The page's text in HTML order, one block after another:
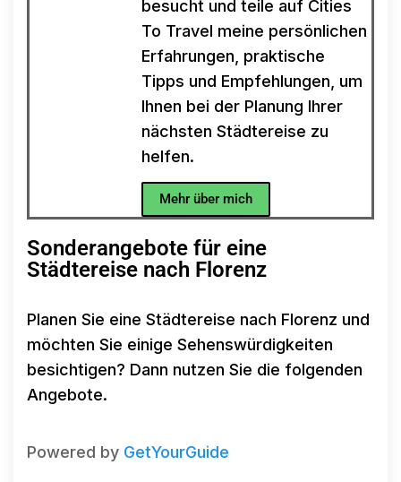
besucht und teile auf Cities
To Travel meine persönlichen
Erfahrungen, praktische
Tipps und Empfehlungen, um
Ihnen bei der Planung Ihrer
nächsten Städtereise zu
helfen.
Mehr über mich
Sonderangebote für eine
Städtereise nach Florenz
Planen Sie eine Städtereise nach Florenz und
möchten Sie einige Sehenswürdigkeiten
besichtigen? Dann nutzen Sie die folgenden
Angebote.
Powered by GetYourGuide